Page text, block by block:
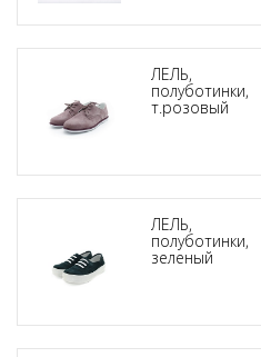
ЛЕЛЬ,
полуботинки,
т.розовый
ЛЕЛЬ,
полуботинки,
зеленый